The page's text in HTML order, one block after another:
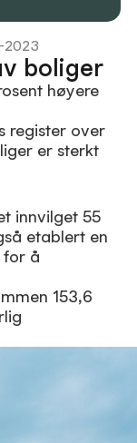
2023
boliger
høyere
register over
er sterkt
innvilget 55
etablert en
for å
153,6